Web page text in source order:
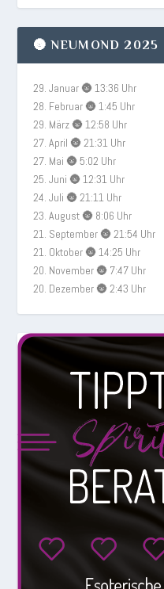
🌚 NEUMOND 2025
29. Januar 🌚 13:36 Uhr
28. Februar 🌚 1:45 Uhr
29. März 🌚 12:58 Uhr
27. April 🌚 21:31 Uhr
27. Mai 🌚 5:02 Uhr
25. Juni 🌚 12:31 Uhr
24. Juli 🌚 21:11 Uhr
23. August 🌚 8:06 Uhr
21. September 🌚 21:54 Uhr
21. Oktober 🌚 14:25 Uhr
20. November 🌚 7:47 Uhr
20. Dezember 🌚 2:43 Uhr